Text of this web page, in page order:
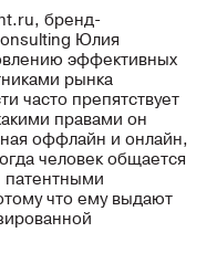
бренд-
Юлия
эффективных
рынка
часто препятствует
правами он
оффлайн и онлайн,
человек общается
патентными
что ему выдают